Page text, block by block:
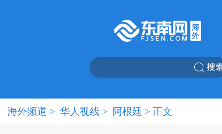
海外频道 > 华人视线 > 阿根廷 > 正文